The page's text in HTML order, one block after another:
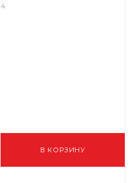
В КОРЗИНУ